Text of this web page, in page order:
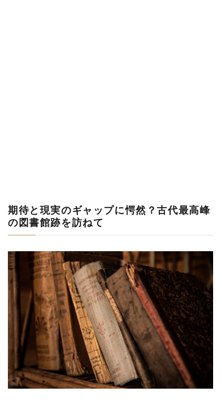
期待と現実のギャップに愕然？古代最高峰
の図書館跡を訪ねて